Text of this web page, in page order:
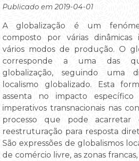
Publicado em 2019-04-01
A globalização é um
composto por várias dinâmicas
vários modos de produção. O
corresponde a uma das
globalização, seguindo uma
localismo globalizado. Esta
assenta no impacto
imperativos transnacionais nas
processo que pode acarretar
reestruturação para resposta
São expressões de globalismos
de comércio livre, as zonas